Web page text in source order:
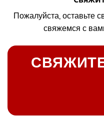
Пожалуйста, оставьте
свяжемся с